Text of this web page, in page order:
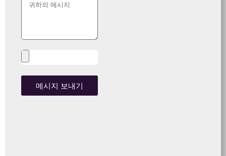
메시지 보내기